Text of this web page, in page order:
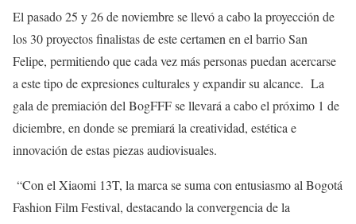
El pasado 25 y 26 de noviembre se llevó a cabo la proyección de
los 30 proyectos finalistas de este certamen en el barrio San
Felipe, permitiendo que cada vez más personas puedan acercarse
a este tipo de expresiones culturales y expandir su alcance. La
gala de premiación del BogFFF se llevará a cabo el próximo 1 de
diciembre, en donde se premiará la creatividad, estética e
innovación de estas piezas audiovisuales.
“Con el Xiaomi 13T, la marca se suma con entusiasmo al Bogotá
Fashion Film Festival, destacando la convergencia de la